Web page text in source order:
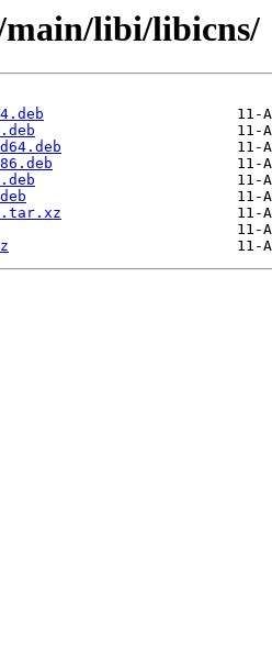
main/libi/libicns/